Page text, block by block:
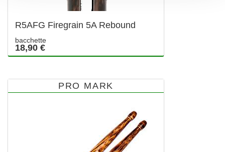
R5AFG Firegrain 5A Rebound
bacchette
18,90 €
PRO MARK